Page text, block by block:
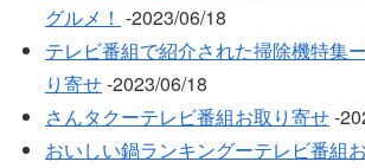
グルメ！ ‐2023/06/18
テレビ番組で紹介された掃除機特集
り寄せ‐2023/06/18
さんタクーテレビ番組お取り寄せ
おいしい鍋ランキングーテレビ番組